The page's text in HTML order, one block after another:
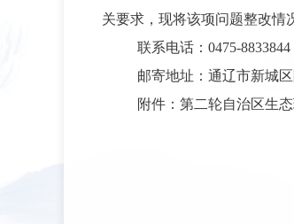
关要求，现将该项问题整改情
联系电话：0475-8833844
邮寄地址：通辽市新城
附件：第二轮自治区生